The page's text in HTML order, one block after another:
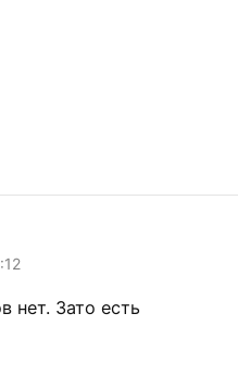
нет. Зато есть